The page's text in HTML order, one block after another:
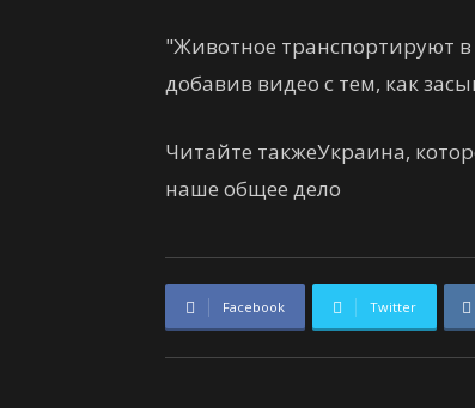
"Животное транспортируют в
добавив видео с тем, как
Читайте такжеУкраина,
наше общее дело
Facebook Twitter